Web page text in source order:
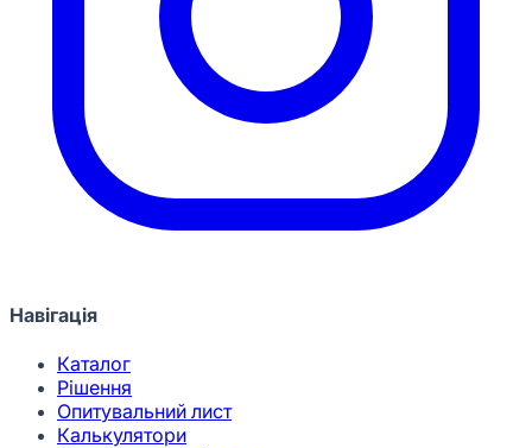
Навігація
Каталог
Рішення
Опитувальний лист
Калькулятори